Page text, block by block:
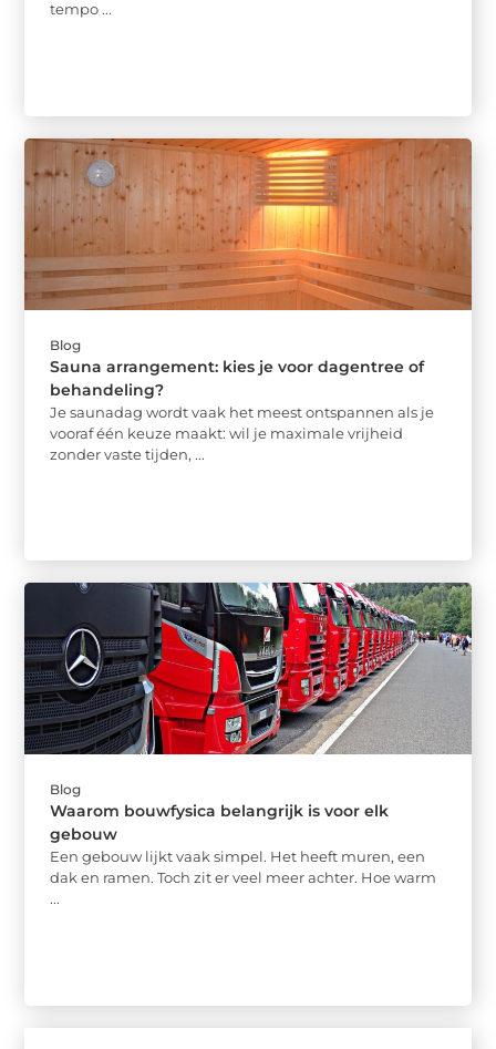
tempo ...
Blog
Sauna arrangement: kies je voor dagentree of
behandeling?
Je saunadag wordt vaak het meest ontspannen als je
vooraf één keuze maakt: wil je maximale vrijheid
zonder vaste tijden, ...
Blog
Waarom bouwfysica belangrijk is voor elk
gebouw
Een gebouw lijkt vaak simpel. Het heeft muren, een
dak en ramen. Toch zit er veel meer achter. Hoe warm
...